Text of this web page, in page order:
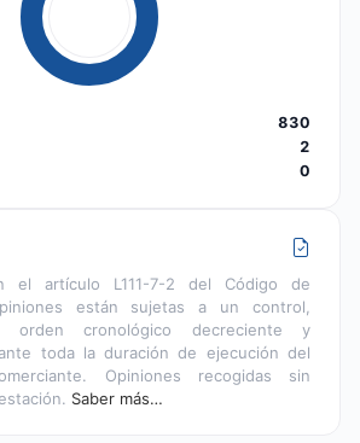
830
2
0
el artículo L111-7-2 del Código de
están sujetas a un control,
orden cronológico decreciente y
toda la duración de ejecución del
Opiniones recogidas sin
Saber más…